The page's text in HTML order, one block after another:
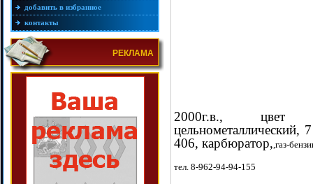
добавить в избранное
контакты
РЕКЛАМА
2000г.в., цвет
цельнометаллический,
406, карбюратор, ,газ-
тел. 8-962-94-94-155